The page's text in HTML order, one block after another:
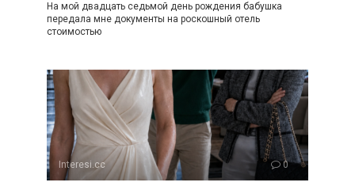
На мой двадцать седьмой день рождения бабушка
передала мне документы на роскошный отель
стоимостью
Interesi.cc 0